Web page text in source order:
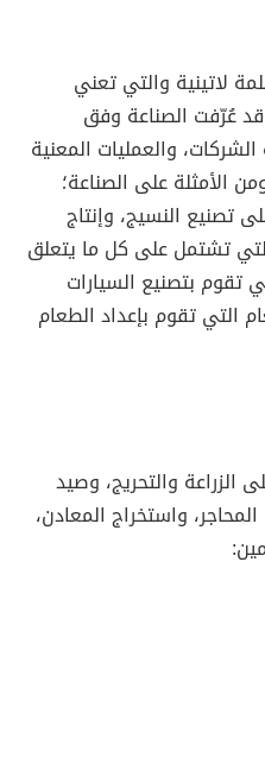
لاتينية والتي تعني
عُرّفت الصناعة وفق
والعمليات المعنية
الأمثلة على الصناعة؛
تصنيع النسيج، وإنتاج
تشتمل على كل ما يتعلق
تقوم بتصنيع السيارات
التي تقوم بإعداد الطعام
الزراعة والتحريج، وصيد
واستخراج المعادن،